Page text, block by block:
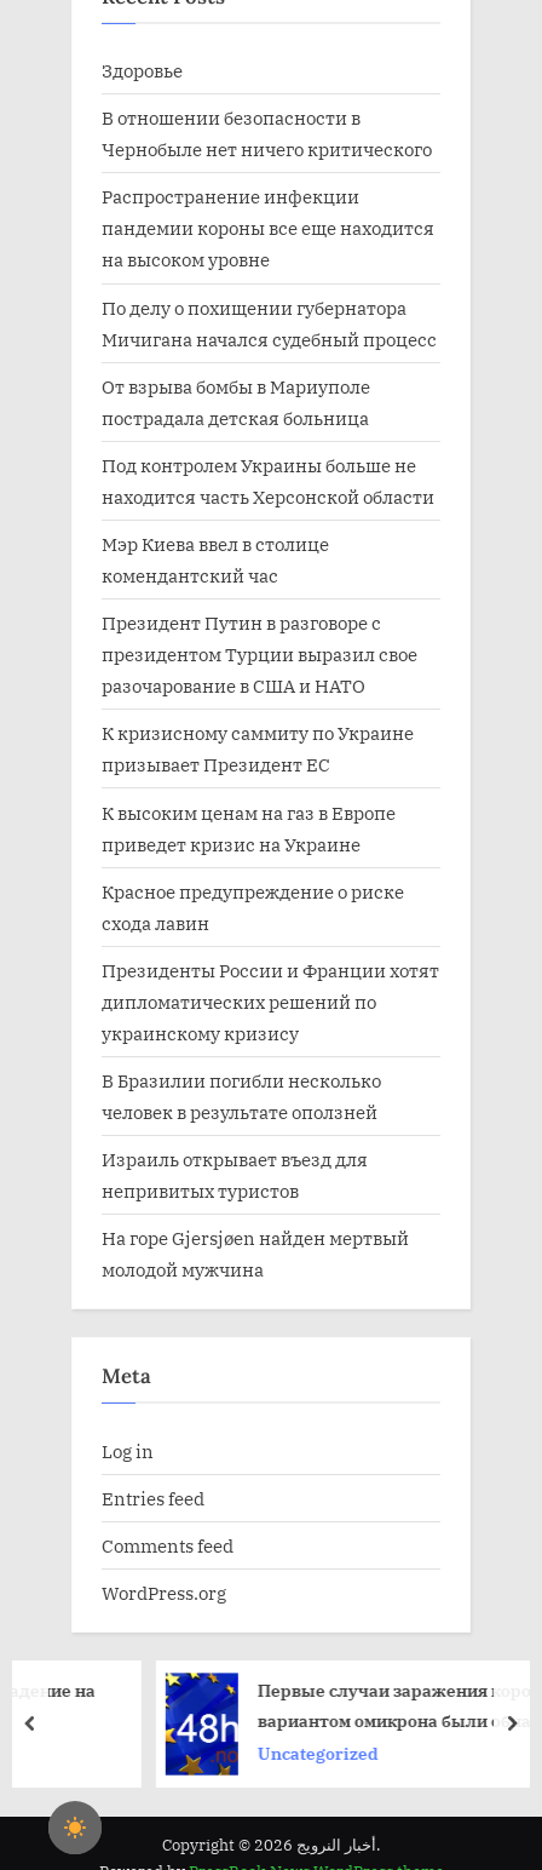
Здоровье
В отношении безопасности в
Чернобыле нет ничего критического
Распространение инфекции
пандемии короны все еще находится
на высоком уровне
По делу о похищении губернатора
Мичигана начался судебный процесс
От взрыва бомбы в Мариуполе
пострадала детская больница
Под контролем Украины больше не
находится часть Херсонской области
Мэр Киева ввел в столице
комендантский час
Президент Путин в разговоре с
президентом Турции выразил свое
разочарование в США и НАТО
К кризисному саммиту по Украине
призывает Президент ЕС
К высоким ценам на газ в Европе
приведет кризис на Украине
Красное предупреждение о риске
схода лавин
Президенты России и Франции хотят
дипломатических решений по
украинскому кризису
В Бразилии погибли несколько
человек в результате оползней
Израиль открывает въезд для
непривитых туристов
На горе Gjersjøen найден мертвый
молодой мужчина
Meta
Log in
Entries feed
Comments feed
WordPress.org
Первые случаи заражения коронным
вариантом омикрона были обнаружены в
Норвегии
Uncategorized
пред
Copyright © 2026 أخبار النرويج.